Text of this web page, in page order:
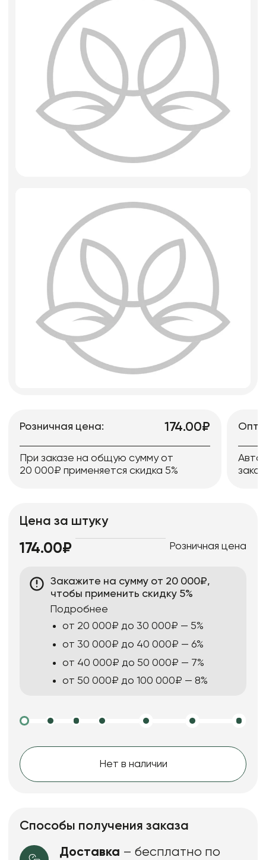
Игрушки мягкие
Изделия из металла
Розничная цена: 174.00₽
При заказе на общую сумму от
20 000₽ применяется скидка 5%
Цена за штуку
174.00₽ Розничная цена
Закажите на сумму от 20 000₽,
чтобы применить скидку 5%
Подробнее
от 20 000₽ до 30 000₽ — 5%
от 30 000₽ до 40 000₽ — 6%
от 40 000₽ до 50 000₽ — 7%
от 50 000₽ до 100 000₽ — 8%
Нет в наличии
Способы получения заказа
Доставка – бесплатно по